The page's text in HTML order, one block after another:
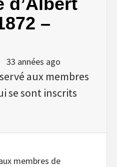
–
33 années ago
aux membres
se sont inscrits
membres de